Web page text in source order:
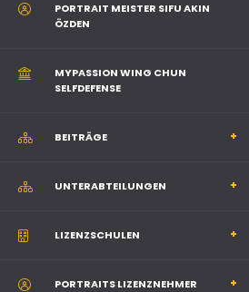
PORTRAIT MEISTER SIFU AKIN
ÖZDEN
MYPASSION WING CHUN
SELFDEFENSE
BEITRÄGE
UNTERABTEILUNGEN
LIZENZSCHULEN
PORTRAITS LIZENZNEHMER